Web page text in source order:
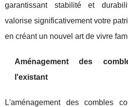
garantissant stabilité et
valorise significativement votre
en créant un nouvel art de vivre
Aménagement des
l'existant
L'aménagement des combles